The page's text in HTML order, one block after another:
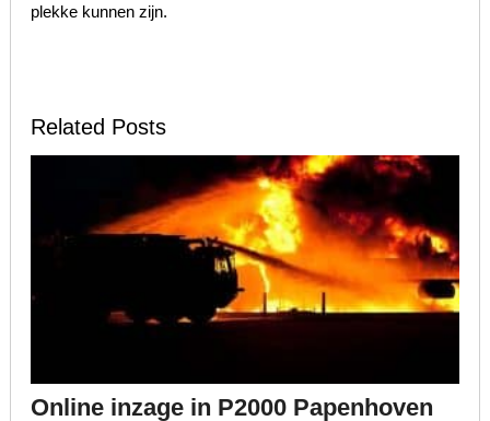
plekke kunnen zijn.
Related Posts
Online inzage in P2000 Papenhoven